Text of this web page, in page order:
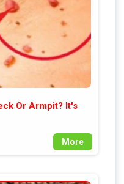
Or Armpit? It's
More